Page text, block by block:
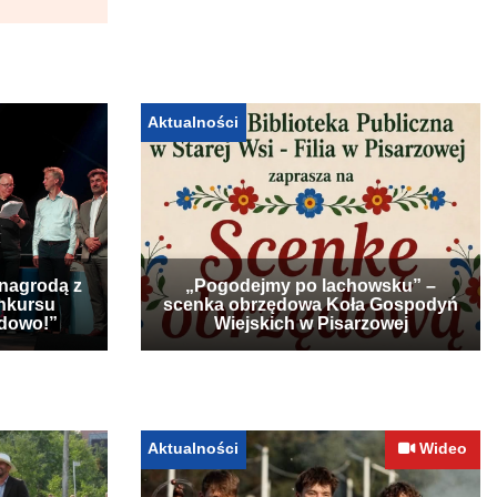
z
Aktualności
„Pogodejmy po lachowsku” –
scenka obrzędowa Koła Gospodyń
Wiejskich w Pisarzowej
Aktualności Wideo